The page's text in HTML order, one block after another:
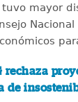
mayor
rechaza
de